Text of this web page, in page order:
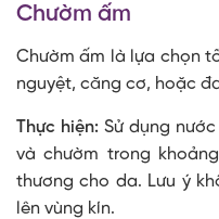
Chườm ấm
Chườm ấm là lựa chọn
nguyệt, căng cơ, hoặc
Thực hiện:Sử dụng nước
và chườm trong
thương cho da. Lưu ý
lên vùng kín.